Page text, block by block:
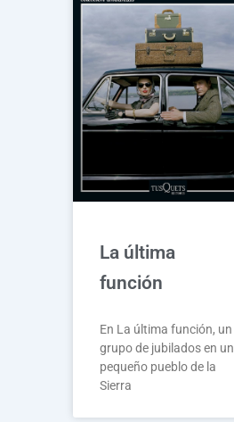
La última
función
En La última función, un
grupo de jubilados en un
pequeño pueblo de la
Sierra